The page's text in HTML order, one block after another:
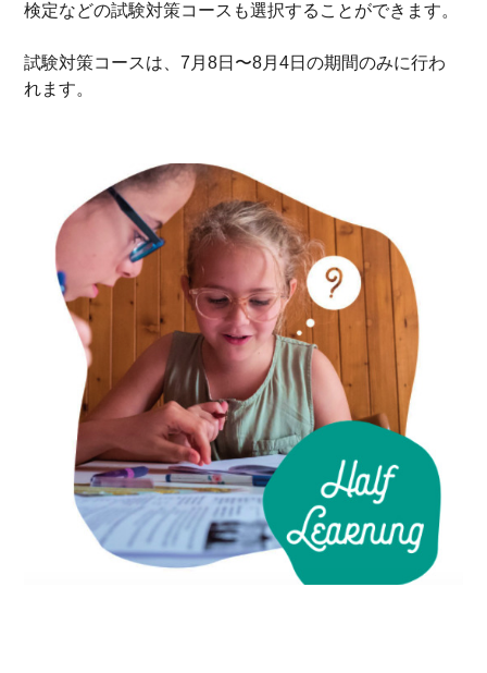
検定などの試験対策コースも選択することができます。
試験対策コースは、7月8日〜8月4日の期間のみに行わ
れます。